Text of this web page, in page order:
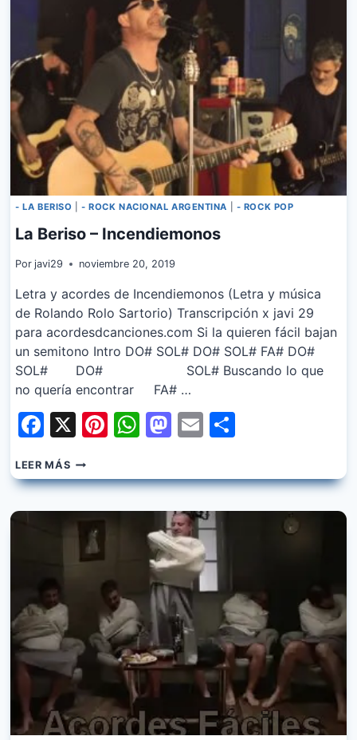
MIS
(HOMENAJE
- LA BERISO |- ROCK NACIONAL ARGENTINA - ROCK POP
La Beriso – Incendiemonos
Por javi29 noviembre 20, 2019
Letra y acordes de Incendiemonos (Letra y música
de Rolando Rolo Sartorio) Transcripción x javi 29
para acordesdcanciones.com Si la quieren fácil bajan
un semitono Intro DO# SOL# DO# SOL# FA# DO#
SOL# DO# SOL# Buscando lo que
no quería encontrar FA# …
Facebook
X Pinterest
WhatsApp
Mastodon
Email
LEER MÁSLA
BERISO
–